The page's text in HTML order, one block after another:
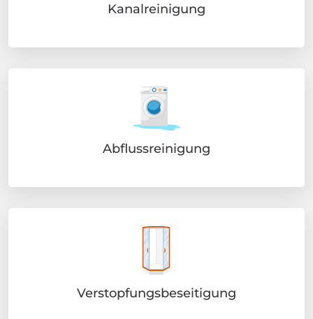
Kanalreinigung
Abflussreinigung
Verstopfungsbeseitigung